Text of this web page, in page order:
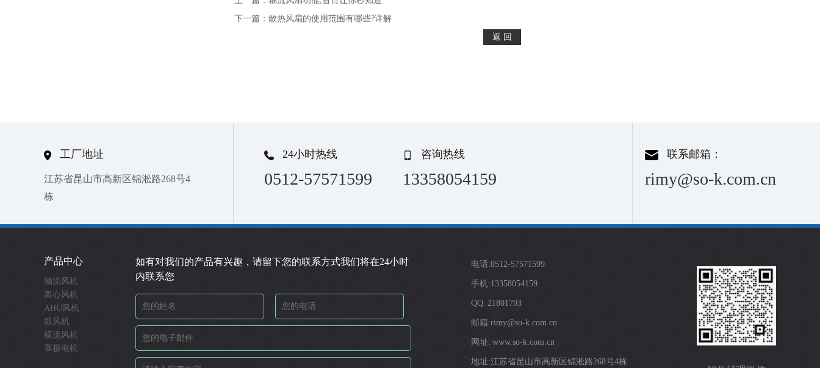
下一篇： 散热风扇的使用范围有哪些?详解
工厂地址
江苏省昆山市高新区锦淞路268号4
栋
24小时热线
0512-57571599
咨询热线
13358054159
联系邮箱：
rimy@so-k.com.cn
产品中心
轴流风机
离心风机
AHU风机
鼓风机
横流风机
罩极电机
如有对我们的产品有兴趣，请留下您的联系方式我们将在24小时
内联系您
电话:0512-57571599
手机:13358054159
QQ: 21801793
邮箱:rimy@so-k.com.cn
网址: www.so-k.com.cn
地址:江苏省昆山市高新区锦淞路268号4栋